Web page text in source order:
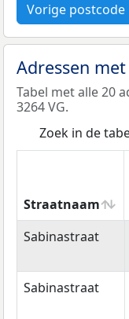
Vorige postcode
Adressen
Tabel met alle 20
3264 VG.
Zoek in de
Straatnaam
Straatnaam
Sabinastraat
Sabinastraat